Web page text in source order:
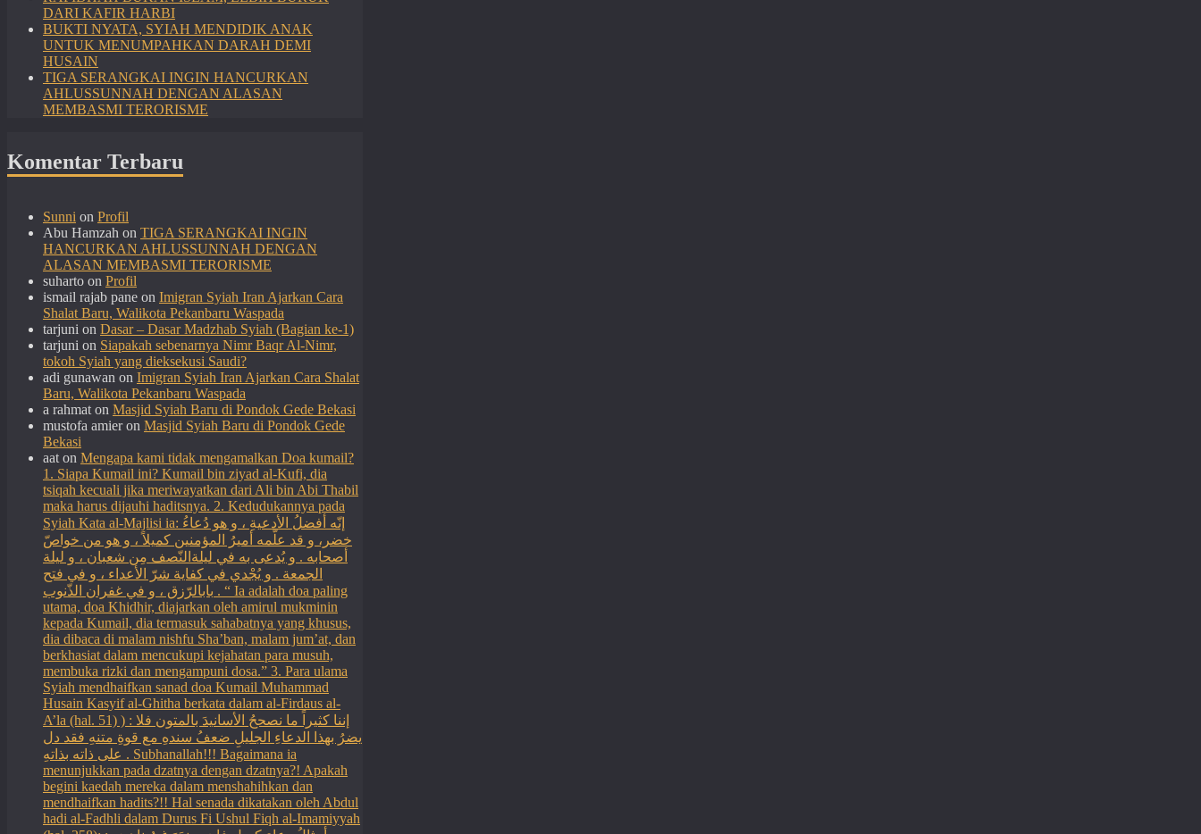
DARI KAFIR HARBI
BUKTI NYATA, SYIAH MENDIDIK ANAK
UNTUK MENUMPAHKAN DARAH DEMI
HUSAIN
TIGA SERANGKAI INGIN HANCURKAN
AHLUSSUNNAH DENGAN ALASAN
MEMBASMI TERORISME
Komentar Terbaru
Sunni on Profil
Abu Hamzah on TIGA SERANGKAI INGIN
HANCURKAN AHLUSSUNNAH DENGAN
ALASAN MEMBASMI TERORISME
suharto on Profil
ismail rajab pane on Imigran Syiah Iran Ajarkan Cara
Shalat Baru, Walikota Pekanbaru Waspada
tarjuni on Dasar – Dasar Madzhab Syiah (Bagian ke-1)
tarjuni on Siapakah sebenarnya Nimr Baqr Al-Nimr,
tokoh Syiah yang dieksekusi Saudi?
adi gunawan on Imigran Syiah Iran Ajarkan Cara Shalat
Baru, Walikota Pekanbaru Waspada
a rahmat on Masjid Syiah Baru di Pondok Gede Bekasi
mustofa amieron Masjid Syiah Baru di Pondok Gede
Bekasi
aat on Mengapa kami tidak mengamalkan Doa kumail?
1. Siapa Kumail ini? Kumail bin ziyad al-Kufi, dia
tsiqah kecuali jika meriwayatkan dari Ali bin Abi Thabil
maka harus dijauhi haditsnya. 2. Kedudukannya pada
Syiah Kata al-Majlisi ia: إنّه أفضلُ الأدعيةِ ، و هو دُعاءُ
خضر، و قد علّمه أميرُ المؤمنين كميلاً ، و هو من خواصّ
أصحابه . و يُدعى به في ليلةالنّصف مِن شعبان ، و ليلة
الجمعة . و يُجْدي في كفاية شرّ الأعداء ، و في فتح
بابالرّزق ، و في غفران الذّنوب . “ Ia adalah doa paling
utama, doa Khidhir, diajarkan oleh amirul mukminin
kepada Kumail, dia termasuk sahabatnya yang khusus,
dia dibaca di malam nishfu Sha’ban, malam jum’at, dan
berkhasiat dalam mencukupi kejahatan para musuh,
membuka rizki dan mengampuni dosa.” 3. Para ulama
Syiah mendhaifkan sanad doa Kumail Muhammad
Husain Kasyif al-Ghitha berkata dalam al-Firdaus al-
A’la (hal. 51) ) : إننا كثيراً ما نصححُ الأسانيدَ بالمتون فلا
يضرُ بهذا الدعاءِ الجليلِ ضعفُ سندهِ مع قوةِ متنهِ فقد دل
على ذاته بذاتهِ . Subhanallah!!! Bagaimana ia
menunjukkan pada dzatnya dengan dzatnya?! Apakah
begini kaedah mereka dalam menshahihkan dan
mendhaifkan hadits?!! Hal senada dikatakan oleh Abdul
hadi al-Fadhli dalam Durus Fi Ushul Fiqh al-Imamiyyah